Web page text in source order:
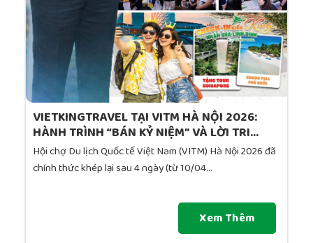
VIETKINGTRAVEL TẠI VITM HÀ NỘI 2026:
HÀNH TRÌNH “BÁN KỶ NIỆM” VÀ LỜI TRI...
Hội chợ Du lịch Quốc tế Việt Nam (VITM) Hà Nội 2026 đã
chính thức khép lại sau 4 ngày (từ 10/04...
Xem Thêm